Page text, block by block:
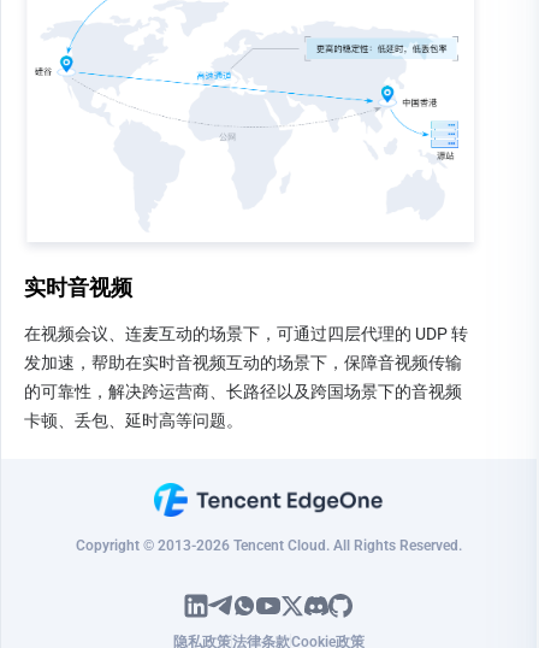
实时音视频
在视频会议、连麦互动的场景下，可通过四层代理的 UDP 转
发加速，帮助在实时音视频互动的场景下，保障音视频传输
的可靠性，解决跨运营商、长路径以及跨国场景下的音视频
卡顿、丢包、延时高等问题。
Copyright © 2013-2026 Tencent Cloud. All Rights Reserved.
隐私政策法律条款Cookie政策